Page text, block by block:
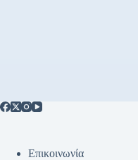
Επικοινωνία